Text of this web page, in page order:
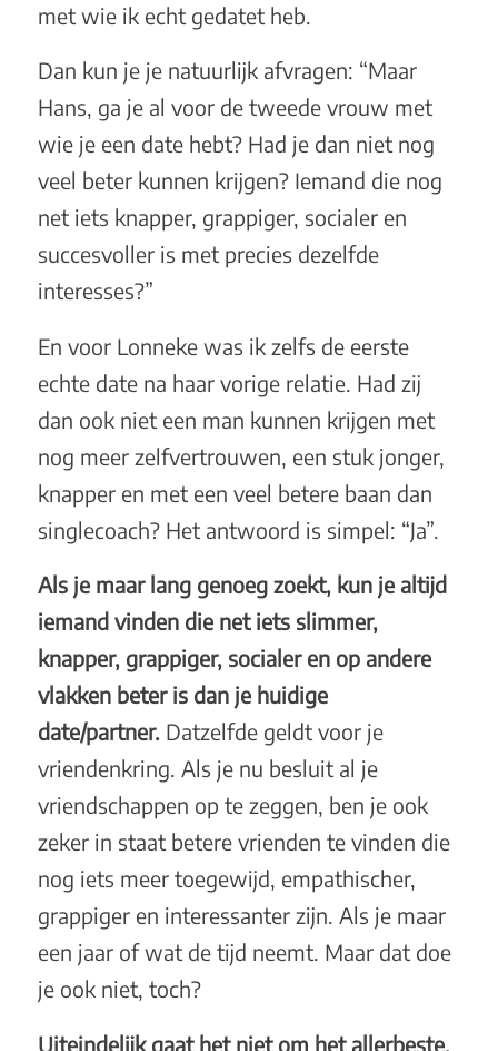
met wie ik echt gedatet heb.
Dan kun je je natuurlijk afvragen: “Maar
Hans, ga je al voor de tweede vrouw met
wie je een date hebt? Had je dan niet nog
veel beter kunnen krijgen? Iemand die nog
net iets knapper, grappiger, socialer en
succesvoller is met precies dezelfde
interesses?”
En voor Lonneke was ik zelfs de eerste
echte date na haar vorige relatie. Had zij
dan ook niet een man kunnen krijgen met
nog meer zelfvertrouwen, een stuk jonger,
knapper en met een veel betere baan dan
singlecoach? Het antwoord is simpel: “Ja”.
Als je maar lang genoeg zoekt, kun je altijd
iemand vinden die net iets slimmer,
knapper, grappiger, socialer en op andere
vlakken beter is dan je huidige
date/partner. Datzelfde geldt voor je
vriendenkring. Als je nu besluit al je
vriendschappen op te zeggen, ben je ook
zeker in staat betere vrienden te vinden die
nog iets meer toegewijd, empathischer,
grappiger en interessanter zijn. Als je maar
een jaar of wat de tijd neemt. Maar dat doe
je ook niet, toch?
Uiteindelijk gaat het niet om het allerbeste,